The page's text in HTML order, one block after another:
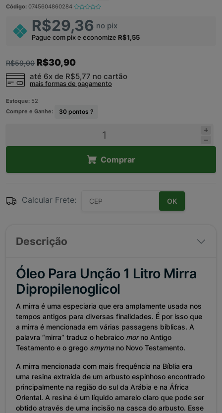
Código: 0745604860284
R$29,36 no pix
Pague com pix e economize R$1,55
R$59,00 R$30,90
até 6x de R$5,77 no cartão
mais formas de pagamento
Estoque: 52
Compre e Ganhe:
30 pontos ?
Comprar
Calcular Frete: OK
Descrição
Óleo Para Unção 1 Litro Mirra
Dipropilenoglicol
A mirra é uma especiaria que era amplamente usada nos
tempos antigos para diversas finalidades. É por isso que
a mirra é mencionada em várias passagens bíblicas. A
palavra “mirra” traduz o hebraico morno Antigo
Testamento e o grego smyrnano Novo Testamento.
A mirra mencionada com mais frequência na Bíblia era
uma resina extraída de um arbusto espinhoso encontrado
principalmente na região do sul da Arábia e na África
Oriental. A resina é um líquido amarelo claro que pode ser
obtido através de uma incisão na casca do arbusto. Esse